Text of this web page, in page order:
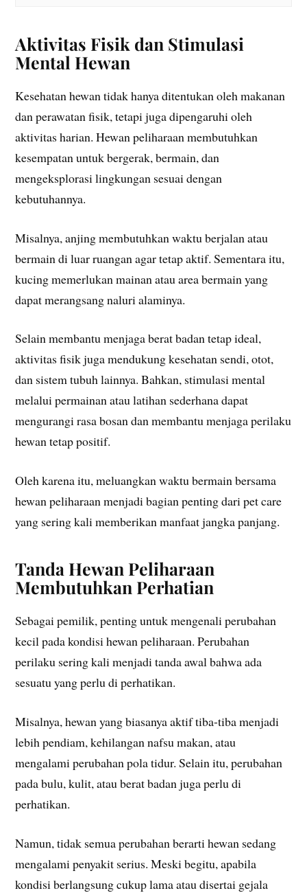
Aktivitas Fisik dan Stimulasi
Mental Hewan
Kesehatan hewan tidak hanya ditentukan oleh makanan
dan perawatan fisik, tetapi juga dipengaruhi oleh
aktivitas harian. Hewan peliharaan membutuhkan
kesempatan untuk bergerak, bermain, dan
mengeksplorasi lingkungan sesuai dengan
kebutuhannya.
Misalnya, anjing membutuhkan waktu berjalan atau
bermain di luar ruangan agar tetap aktif. Sementara itu,
kucing memerlukan mainan atau area bermain yang
dapat merangsang naluri alaminya.
Selain membantu menjaga berat badan tetap ideal,
aktivitas fisik juga mendukung kesehatan sendi, otot,
dan sistem tubuh lainnya. Bahkan, stimulasi mental
melalui permainan atau latihan sederhana dapat
mengurangi rasa bosan dan membantu menjaga perilaku
hewan tetap positif.
Oleh karena itu, meluangkan waktu bermain bersama
hewan peliharaan menjadi bagian penting dari pet care
yang sering kali memberikan manfaat jangka panjang.
Tanda Hewan Peliharaan
Membutuhkan Perhatian
Sebagai pemilik, penting untuk mengenali perubahan
kecil pada kondisi hewan peliharaan. Perubahan
perilaku sering kali menjadi tanda awal bahwa ada
sesuatu yang perlu di perhatikan.
Misalnya, hewan yang biasanya aktif tiba-tiba menjadi
lebih pendiam, kehilangan nafsu makan, atau
mengalami perubahan pola tidur. Selain itu, perubahan
pada bulu, kulit, atau berat badan juga perlu di
perhatikan.
Namun, tidak semua perubahan berarti hewan sedang
mengalami penyakit serius. Meski begitu, apabila
kondisi berlangsung cukup lama atau disertai gejala